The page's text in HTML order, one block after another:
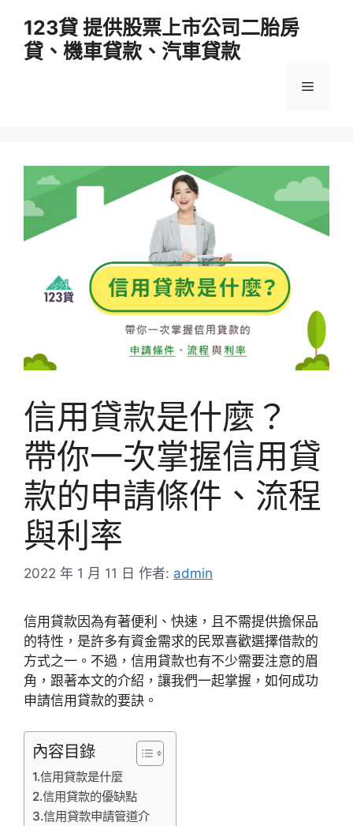
123貸 提供股票上市公司二胎房
貸、機車貸款、汽車貸款
選
信用貸款是什麼？
帶你一次掌握信用貸
款的申請條件、流程
與利率
2022 年 1 月 11 日 作者: admin
信用貸款因為有著便利、快速，且不需提供擔保品
的特性，是許多有資金需求的民眾喜歡選擇借款的
方式之一。不過，信用貸款也有不少需要注意的眉
角，跟著本文的介紹，讓我們一起掌握，如何成功
申請信用貸款的要訣。
內容目錄
1.信用貸款是什麼
2.信用貸款的優缺點
3.信用貸款申請管道介